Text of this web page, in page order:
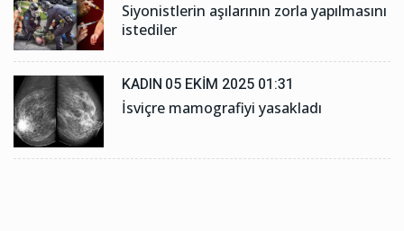
Siyonistlerin aşılarının zorla yapılmasını
istediler
KADIN 05 EKIM 2025 01:31
İsviçre mamografiyi yasakladı